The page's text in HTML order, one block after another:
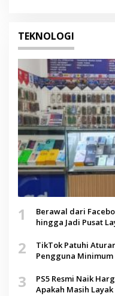
TEKNOLOGI
1
Berawal dari
hingga Jadi Pusat
2
TikTok Patuhi
Pengguna Minimum
3
PS5 Resmi Naik
Apakah Masih